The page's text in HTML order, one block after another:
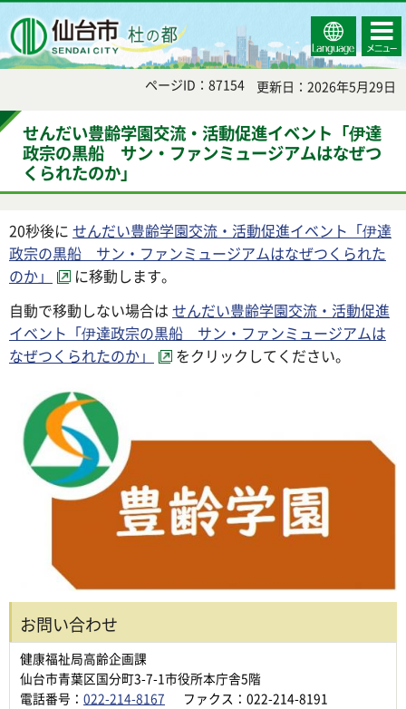
Select
Language
コンテ
ンツメ
ニュー
ページID：87154 更新日：2026年5月29日
せんだい豊齢学園交流・活動促進イベント「伊達
政宗の黒船 サン・ファンミュージアムはなぜつ
くられたのか」
20秒後に せんだい豊齢学園交流・活動促進イベント「伊達
政宗の黒船 サン・ファンミュージアムはなぜつくられた
のか」
に移動します。
自動で移動しない場合は せんだい豊齢学園交流・活動促進
イベント「伊達政宗の黒船 サン・ファンミュージアムは
なぜつくられたのか」
をクリックしてください。
お問い合わせ
健康福祉局高齢企画課
仙台市青葉区国分町3-7-1市役所本庁舎5階
電話番号： 022-214-8167 ファクス：022-214-8191